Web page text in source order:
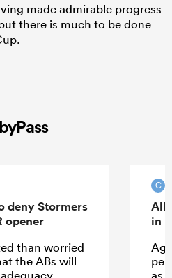
made admirable progress
there is much to be done
deny Stormers
opener
than worried
the ABs will
C
All
in
as